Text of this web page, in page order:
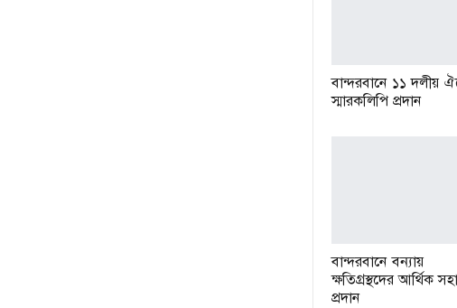
বান্দরবানে ১১ দলীয়
স্মারকলিপি প্রদান
বান্দরবানে বন্যায়
ক্ষতিগ্রস্থদের আর্থিক
প্রদান